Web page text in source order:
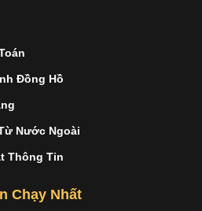
Đồng Hồ
Nước Ngoài
Thông Tin
Chạy Nhất